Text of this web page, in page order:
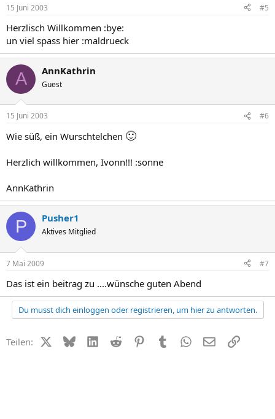
15 Juni 2003 #5
Herzlisch Willkommen :bye:
un viel spass hier :maldrueck
A AnnKathrin
Guest
15 Juni 2003 #6
Wie süß, ein Wurschtelchen 🙂
Herzlich willkommen, Ivonn!!! :sonne
AnnKathrin
P Pusher1
Aktives Mitglied
7 Mai 2009 #7
Das ist ein beitrag zu ....wünsche guten Abend
Du musst dich einloggen oder registrieren, um hier zu antworten.
Teilen: X (Twitter)
BlueskyLinkedIn
Reddit PinterestTumblr WhatsApp
E-MailLink